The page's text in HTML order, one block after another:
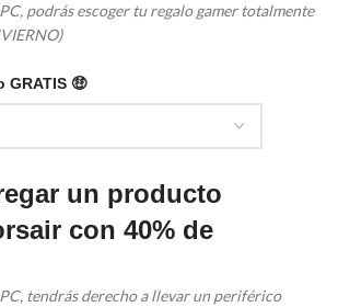
podrás escoger tu regalo gamer totalmente
GRATIS 🤑
un producto
con 40% de
tendrás derecho a llevar un periférico